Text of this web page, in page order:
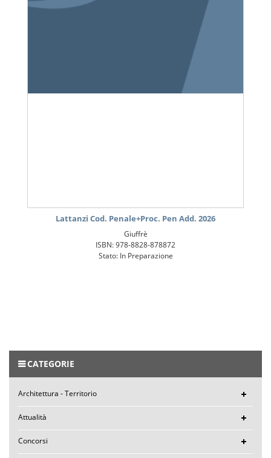
Lattanzi Cod. Penale+Proc. Pen Add. 2026
Giuffrè
ISBN: 978-8828-878872
Stato: In Preparazione
CATEGORIE
Architettura - Territorio
Attualità
Concorsi